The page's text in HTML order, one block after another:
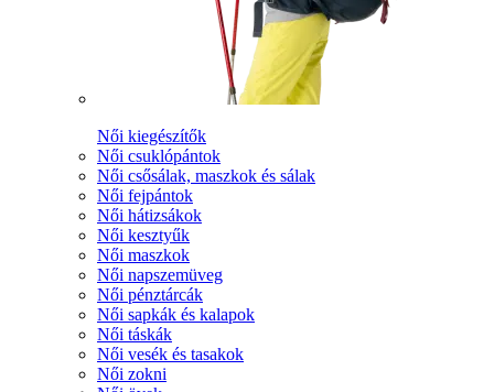
Női kiegészítők
Női csuklópántok
Női csősálak, maszkok és sálak
Női fejpántok
Női hátizsákok
Női kesztyűk
Női maszkok
Női napszemüveg
Női pénztárcák
Női sapkák és kalapok
Női táskák
Női vesék és tasakok
Női zokni